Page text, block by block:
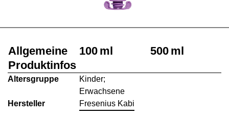
Allgemeine
Produktinfos
100 ml 500 ml
Altersgruppe
Kinder;
Erwachsene
Hersteller
Fresenius Kabi